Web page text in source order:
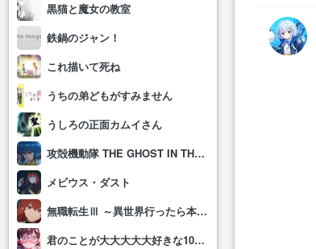
黒猫と魔女の教室
鉄鍋のジャン！
これ描いて死ね
うちの弟どもがすみません
うしろの正面カムイさん
攻殻機動隊 THE GHOST IN THE SHELL
メビウス・ダスト
無職転生Ⅲ ～異世界行ったら本気だす～
君のことが大大大大大好きな100人の彼女(第3期)